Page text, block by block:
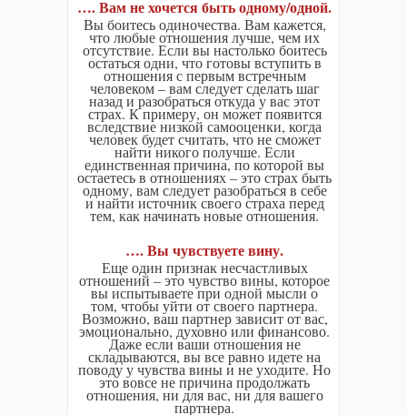
…. Вам не хочется быть одному/одной.
Вы боитесь одиночества. Вам кажется,
что любые отношения лучше, чем их
отсутствие. Если вы настолько боитесь
остаться одни, что готовы вступить в
отношения с первым встречным
человеком – вам следует сделать шаг
назад и разобраться откуда у вас этот
страх. К примеру, он может появится
вследствие низкой самооценки, когда
человек будет считать, что не сможет
найти никого получше. Если
единственная причина, по которой вы
остаетесь в отношениях – это страх быть
одному, вам следует разобраться в себе
и найти источник своего страха перед
тем, как начинать новые отношения.
…. Вы чувствуете вину.
Еще один признак несчастливых
отношений – это чувство вины, которое
вы испытываете при одной мысли о
том, чтобы уйти от своего партнера.
Возможно, ваш партнер зависит от вас,
эмоционально, духовно или финансово.
Даже если ваши отношения не
складываются, вы все равно идете на
поводу у чувства вины и не уходите. Но
это вовсе не причина продолжать
отношения, ни для вас, ни для вашего
партнера.